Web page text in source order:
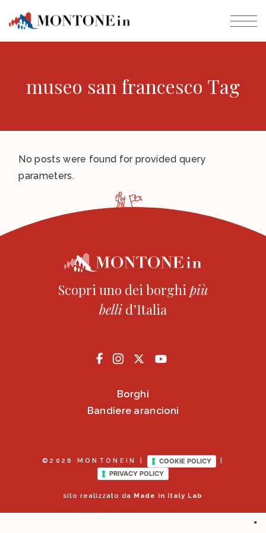
museo san francesco Tag
No posts were found for provided query
parameters.
Scopri uno dei borghipiù
bellid’Italia
Borghi
Bandiere arancioni
©2026 MONTONEIN | COOKIE POLICY
PRIVACY POLICY
sito realizzato da Made in Italy Lab